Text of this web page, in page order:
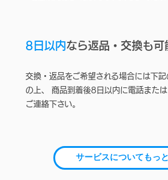
8日以内なら返品・交換も可
交換・返品をご希望される場合には下
の上、 商品到着後8日以内に電話また
ご連絡下さい。
サービスについてもっ